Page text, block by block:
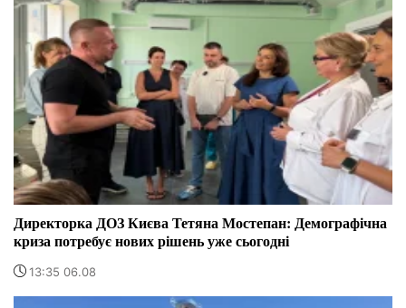
Директорка ДОЗ Києва Тетяна Мостепан: Демографічна
криза потребує нових рішень уже сьогодні
13:35 06.08